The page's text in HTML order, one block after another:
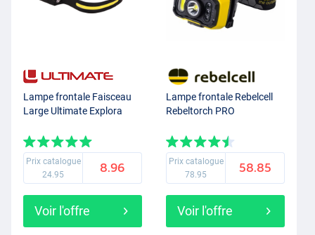
Lampe frontale Faisceau
Large Ultimate Explora
Prix catalogue
24.95
8.96
Voir l'offre
Lampe frontale Rebelcell
Rebeltorch PRO
Prix catalogue
78.95
58.85
Voir l'offre